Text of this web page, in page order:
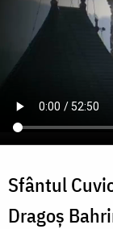
Sfântul
Dragoș